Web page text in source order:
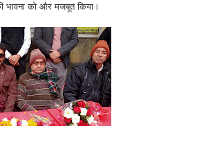
भावना को और मजबूत किया।